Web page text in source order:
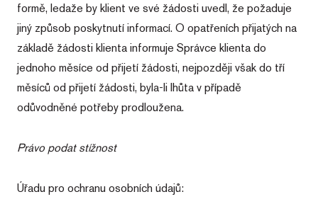
formě, ledaže by klient ve své žádosti uvedl, že požaduje
jiný způsob poskytnutí informací. O opatřeních přijatých na
základě žádosti klienta informuje Správce klienta do
jednoho měsíce od přijetí žádosti, nejpozději však do tří
měsíců od přijetí žádosti, byla-li lhůta v případě
odůvodněné potřeby prodloužena.
Právo podat stížnost
Úřadu pro ochranu osobních údajů: